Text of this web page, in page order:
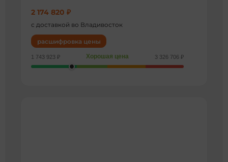
2 174 820 ₽
с доставкой во Владивосток
расшифровка цены
1 743 923 ₽ Хорошая цена 3 326 706 ₽